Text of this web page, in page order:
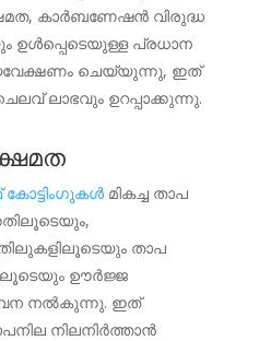
കാർബണേഷൻ വിരുദ്ധ
പ്രധാന
ചെയ്യുന്നു, ഇത്
ലാഭവും ഉറപ്പാക്കുന്നു.
കോട്ടിംഗുകൾമികച്ച താപ
താപ
ഊർജ്ജ
നൽകുന്നു. ഇത്
നിലനിർത്താൻ